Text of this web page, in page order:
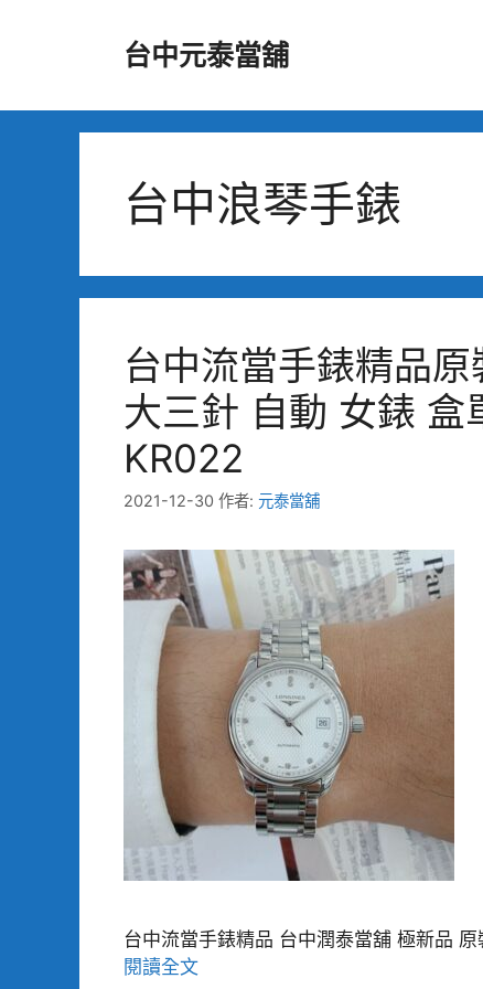
台中元泰當舖
台中浪琴手錶
台中流當手錶精品
大三針 自動 女錶
KR022
2021-12-30 作者: 元泰當舖
台中流當手錶精品 台中潤泰當舖 極新品
閱讀全文